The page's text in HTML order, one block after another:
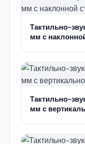
Тактильно-
мм с
Тактильно-
мм с